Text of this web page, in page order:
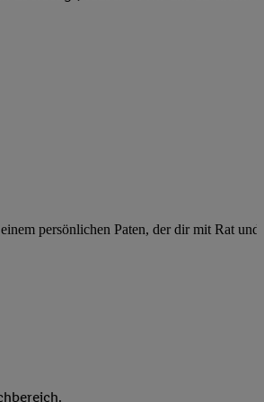
persönlichen Paten, der dir mit Rat und